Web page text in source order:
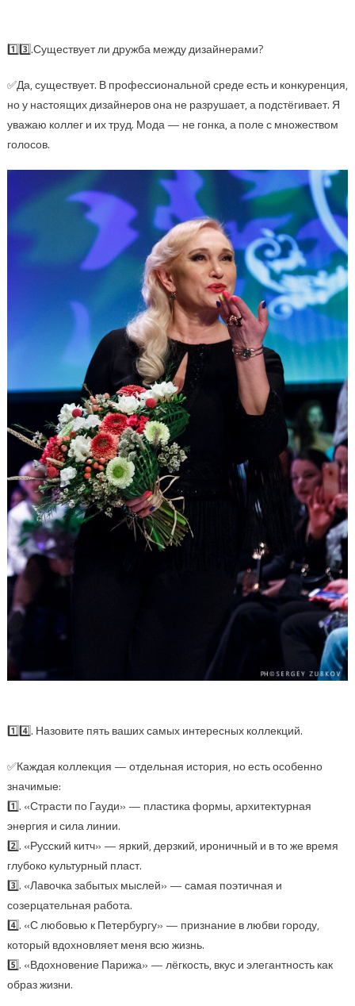
1️⃣3️⃣.Существует ли дружба между дизайнерами?
✅Да, существует. В профессиональной среде есть и конкуренция,
но у настоящих дизайнеров она не разрушает, а подстёгивает. Я
уважаю коллег и их труд. Мода — не гонка, а поле с множеством
голосов.
1️⃣4️⃣. Назовите пять ваших самых интересных коллекций.
✅Каждая коллекция — отдельная история, но есть особенно
значимые:
1️⃣. «Страсти по Гауди» — пластика формы, архитектурная
энергия и сила линии.
2️⃣. «Русский китч» — яркий, дерзкий, ироничный и в то же время
глубоко культурный пласт.
3️⃣. «Лавочка забытых мыслей» — самая поэтичная и
созерцательная работа.
4️⃣. «С любовью к Петербургу» — признание в любви городу,
который вдохновляет меня всю жизнь.
5️⃣. «Вдохновение Парижа» — лёгкость, вкус и элегантность как
образ жизни.